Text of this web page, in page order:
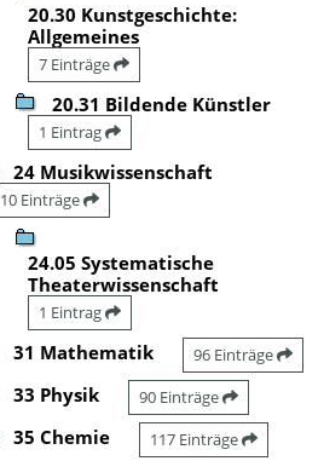
20.30 Kunstgeschichte:
Allgemeines
7 Einträge
20.31 Bildende Künstler
1 Eintrag
24 Musikwissenschaft
10 Einträge
24.05 Systematische
Theaterwissenschaft
1 Eintrag
31 Mathematik 96 Einträge
33 Physik 90 Einträge
35 Chemie 117 Einträge